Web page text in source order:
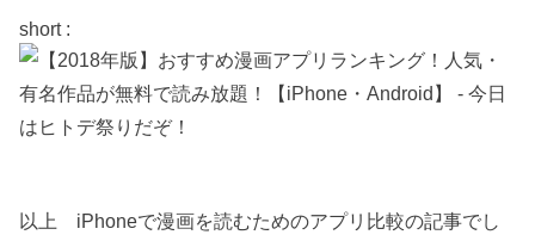
short :
以上 iPhoneで漫画を読むためのアプリ比較の記事でし